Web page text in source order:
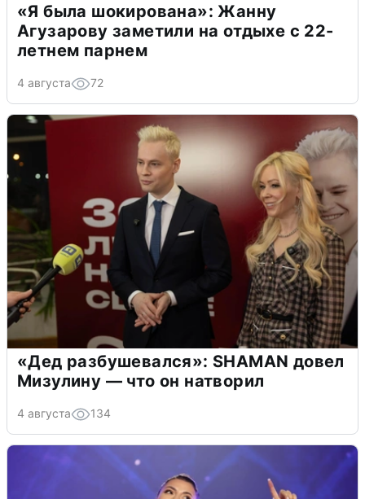
«Я была шокирована»: Жанну
Агузарову заметили на отдыхе с 22-
летнем парнем
4 августа 72
«Дед разбушевался»: SHAMAN довел
Мизулину — что он натворил
4 августа 134